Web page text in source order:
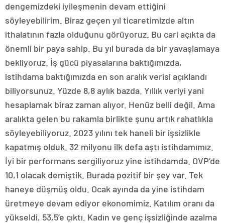
dengemizdeki iyileşmenin devam ettiğini
söyleyebilirim. Biraz geçen yıl ticaretimizde altın
ithalatının fazla olduğunu görüyoruz. Bu cari açıkta da
önemli bir paya sahip. Bu yıl burada da bir yavaşlamaya
bekliyoruz. İş gücü piyasalarına baktığımızda,
istihdama baktığımızda en son aralık verisi açıklandı
biliyorsunuz. Yüzde 8,8 aylık bazda. Yıllık veriyi yani
hesaplamak biraz zaman alıyor. Henüz belli değil. Ama
aralıkta gelen bu rakamla birlikte şunu artık rahatlıkla
söyleyebiliyoruz. 2023 yılını tek haneli bir işsizlikle
kapatmış olduk. 32 milyonu ilk defa aştı istihdamımız.
İyi bir performans sergiliyoruz yine istihdamda. OVP’de
10,1 olacak demiştik. Burada pozitif bir şey var. Tek
haneye düşmüş oldu. Ocak ayında da yine istihdam
üretmeye devam ediyor ekonomimiz. Katılım oranı da
yükseldi, 53,5’e çıktı. Kadın ve genç işsizliğinde azalma